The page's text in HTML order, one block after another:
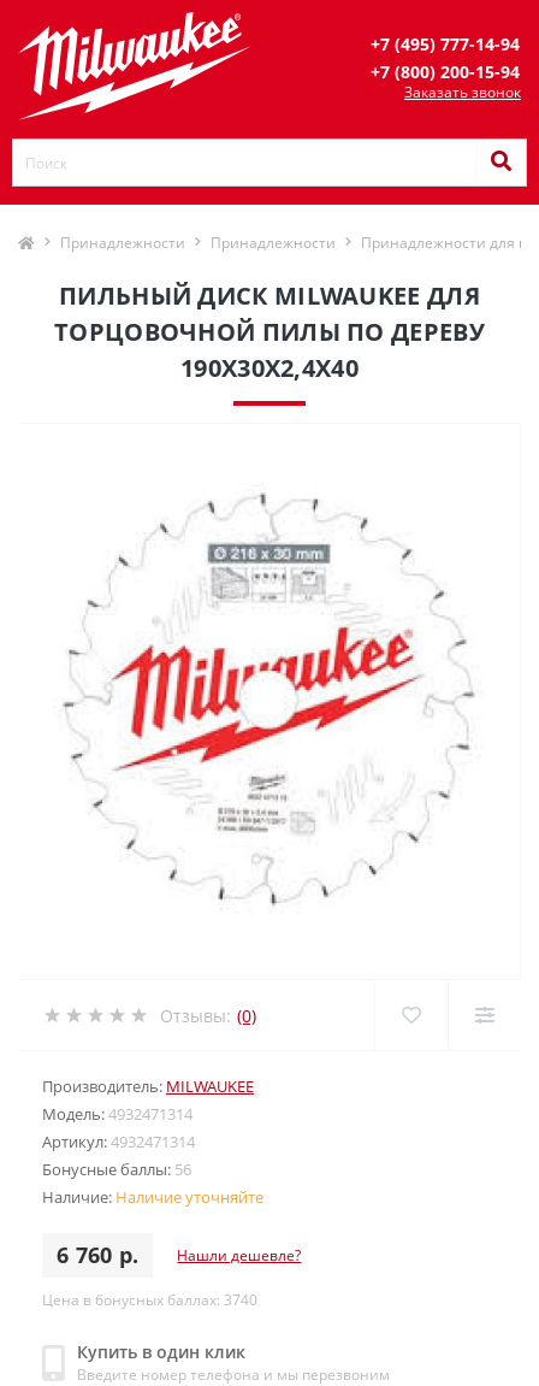
+7 (495) 777-14-94
+7 (800) 200-15-94
Заказать звонок
Принадлежности Принадлежности Принадлежности для
ПИЛЬНЫЙ ДИСК MILWAUKEE ДЛЯ
ТОРЦОВОЧНОЙ ПИЛЫ ПО ДЕРЕВУ
190X30X2,4X40
Отзывы: (0)
Производитель: MILWAUKEE
Модель:4932471314
Артикул:4932471314
Бонусные баллы: 56
Наличие: Наличие уточняйте
6 760 р. Нашли дешевле?
Цена в бонусных баллах: 3740
Купить в один клик
Введите номер телефона и мы перезвоним